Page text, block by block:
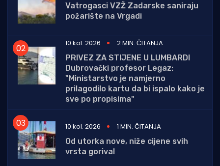
Vatrogasci VZŽ Zadarske saniraju
požarište na Vrgadi
10 kol. 2026
2 MIN. ČITANJA
PRIVEZ ZA STIJENE U LUMBARDI
Dubrovački profesor Legaz:
"Ministarstvo je namjerno
prilagodilo kartu da bi ispalo kako je
sve po propisima"
10 kol. 2026
1 MIN. ČITANJA
Od utorka nove, niže cijene svih
vrsta goriva!